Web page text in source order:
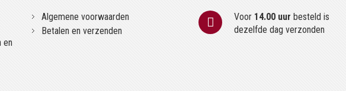
en
Algemene voorwaarden
Betalen en verzenden
Voor 14.00 uur besteld is
dezelfde dag verzonden